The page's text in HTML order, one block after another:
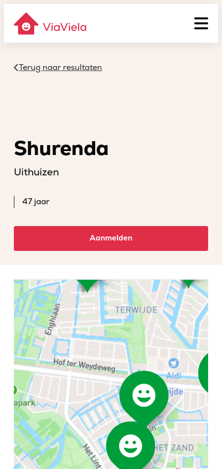
Terug naar resultaten
Shurenda
Uithuizen
47 jaar
Aanmelden